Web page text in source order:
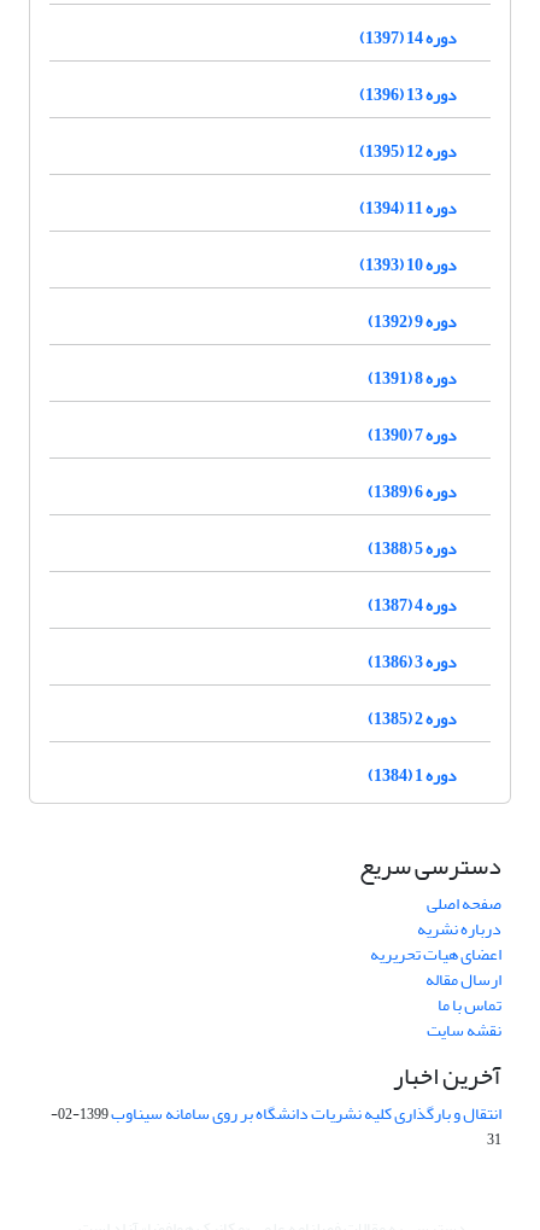
دوره 14 (1397)
دوره 13 (1396)
دوره 12 (1395)
دوره 11 (1394)
دوره 10 (1393)
دوره 9 (1392)
دوره 8 (1391)
دوره 7 (1390)
دوره 6 (1389)
دوره 5 (1388)
دوره 4 (1387)
دوره 3 (1386)
دوره 2 (1385)
دوره 1 (1384)
دسترسی سریع
صفحه اصلی
درباره نشریه
اعضای هیات تحریریه
ارسال مقاله
تماس با ما
نقشه سایت
آخرین اخبار
انتقال و بارگذاری کلیه نشریات دانشگاه بر روی سامانه سیناوب
1399-02-
31